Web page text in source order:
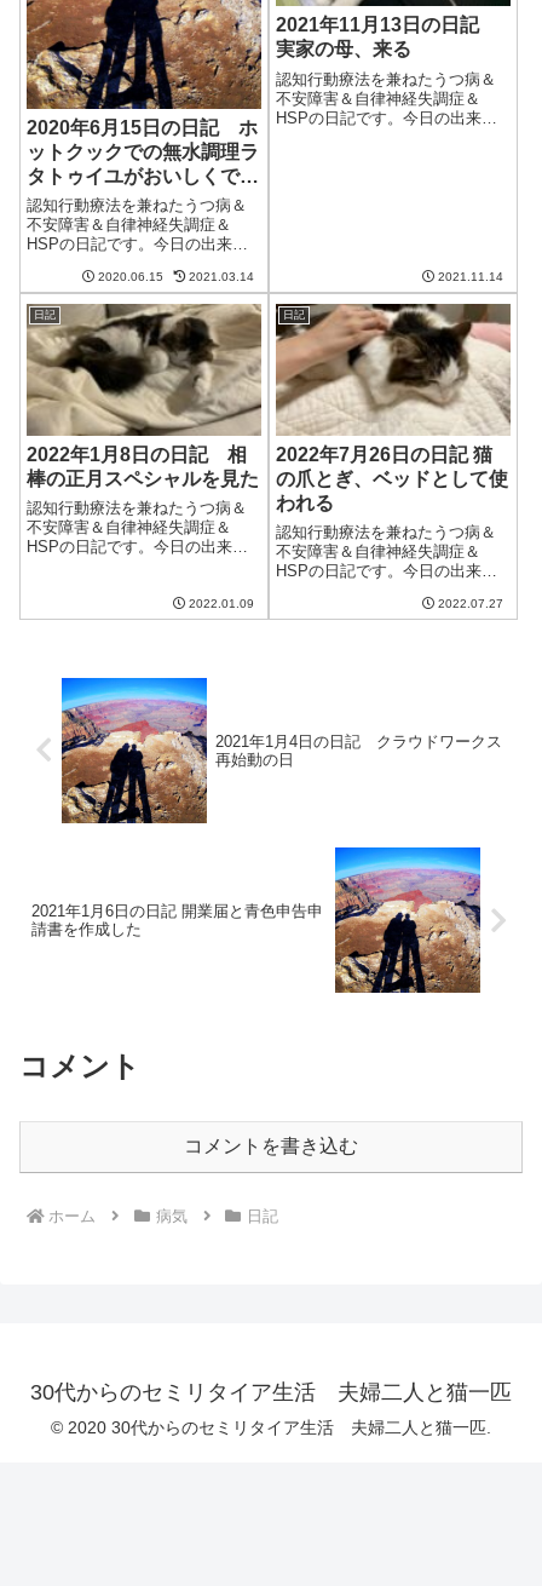
2020年6月15日の日記 ホ
ットクックでの無水調理ラ
タトゥイユがおいしくでき
た
認知行動療法を兼ねたうつ病＆
不安障害＆自律神経失調症＆
HSPの日記です。今日の出来事
りの天気。明日はえらく気温が
上がるみたいだが今日は涼し
い。あいかわらず天候の変化が
激しい。休みの日なので朝は寝
坊する。最近は15...
2020.06.15 2021.03.14
2021年11月13日の日記
実家の母、来る
認知行動療法を兼ねたうつ病＆
不安障害＆自律神経失調症＆
HSPの日記です。今日の出来事
2021.11.14
日記
2022年1月8日の日記 相
棒の正月スペシャルを見た
認知行動療法を兼ねたうつ病＆
不安障害＆自律神経失調症＆
HSPの日記です。今日の出来事
だった。洗濯物も外に干せて満
足。明日も暖かいらしい。今日
2022.01.09
日記
2022年7月26日の日記 猫
の爪とぎ、ベッドとして使
われる
認知行動療法を兼ねたうつ病＆
不安障害＆自律神経失調症＆
HSPの日記です。今日の出来事
ど湿度が高く、蒸し暑い一日だ
2022.07.27
2021年1月4日の日記 クラウドワークス
再始動の日
2021年1月6日の日記 開業届と青色申告申
請書を作成した
コメント
コメントを書き込む
ホーム 病気 日記
30代からのセミリタイア生活 夫婦二人と猫一匹
© 2020 30代からのセミリタイア生活 夫婦二人と猫一匹.